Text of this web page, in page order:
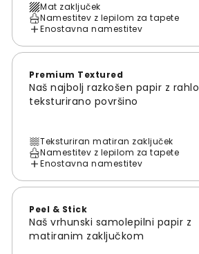
Mat zaključek
Namestitev z lepilom za tapete
Enostavna namestitev
Premium Textured
Naš najbolj razkošen papir z rahlo
teksturirano površino
Teksturiran matiran zaključek
Namestitev z lepilom za tapete
Enostavna namestitev
Peel & Stick
Naš vrhunski samolepilni papir z
matiranim zaključkom